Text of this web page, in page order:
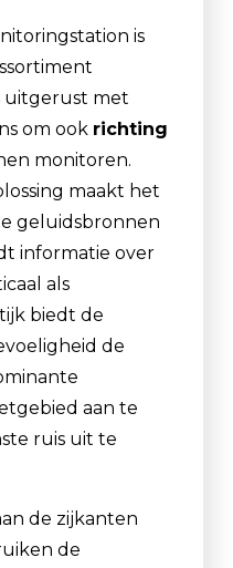
is
uitgerust met
om ook richting
monitoren.
maakt het
geluidsbronnen
informatie over
als
biedt de
de
aan te
ruis uit te
de zijkanten
de